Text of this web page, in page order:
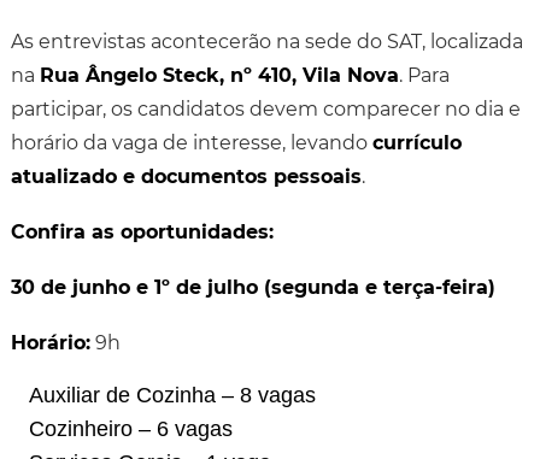
As entrevistas acontecerão na sede do SAT, localizada
na Rua Ângelo Steck, nº 410, Vila Nova. Para
participar, os candidatos devem comparecer no dia e
horário da vaga de interesse, levando currículo
atualizado e documentos pessoais.
Confira as oportunidades:
30 de junho e 1º de julho (segunda e terça-feira)
Horário:9h
Auxiliar de Cozinha – 8 vagas
Cozinheiro – 6 vagas